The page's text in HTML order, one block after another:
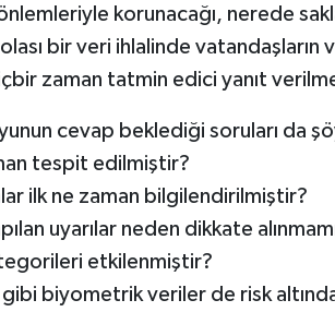
korunacağı, nerede
bir veri ihlalinde vatandaşların
zaman tatmin edici yanıt
cevap beklediği soruları da
tespit edilmiştir?
ilk ne zaman bilgilendirilmiştir?
uyarılar neden dikkate
etkilenmiştir?
gibi biyometrik veriler de risk altında